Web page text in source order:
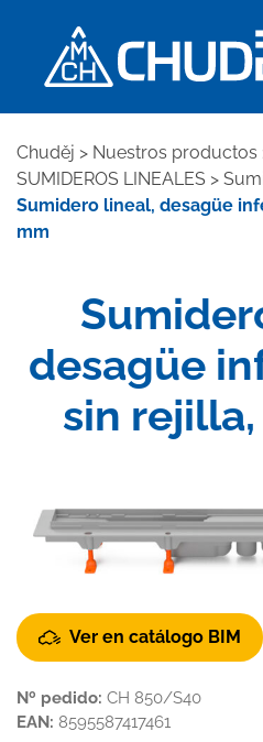
Chuděj > Nuestros productos
SUMIDEROS LINEALES >
Sumidero lineal, desagüe
mm
desagüe
sin
Ver en catálogo BIM
Nº pedido: CH 850/S40
EAN: 8595587417461